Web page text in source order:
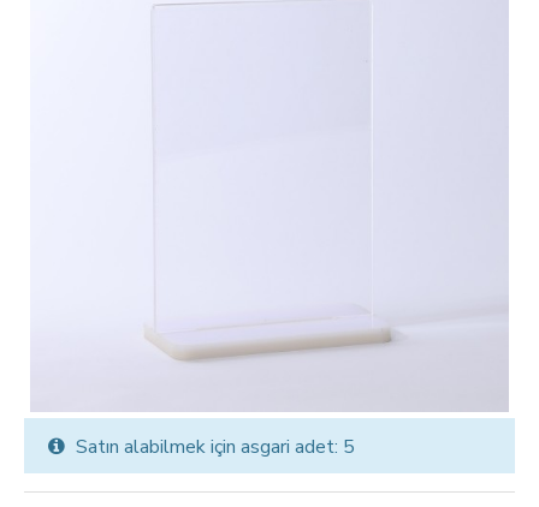
Satın alabilmek için asgari adet: 5